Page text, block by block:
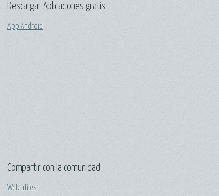
Descargar Aplicaciones gratis
App Android
Compartir con la comunidad
Web útiles